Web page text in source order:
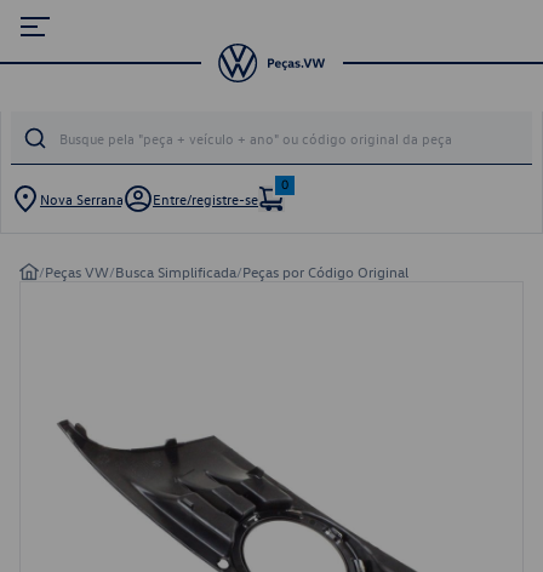
Nova Serrana Entre/registre-se
0
/Peças VW/Busca Simplificada/Peças por Código Original